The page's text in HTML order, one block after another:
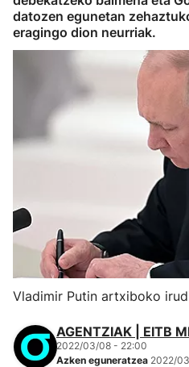
datozen egunetan
eragingo dion neurriak.
Vladimir Putin artxiboko
AGENTZIAK | EITB
2022/03/08 - 22:00
Azken eguneratzea 2022/